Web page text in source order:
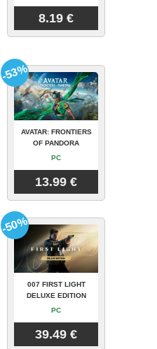
8.19 €
AVATAR: FRONTIERS
OF PANDORA
PC
13.99 €
-53%
007 FIRST LIGHT
DELUXE EDITION
PC
39.49 €
-50%